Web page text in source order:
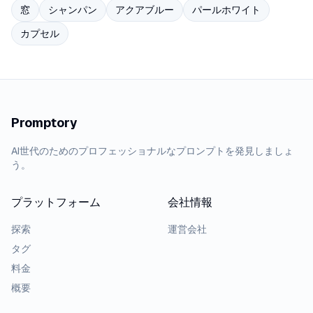
窓 シャンパン アクアブルー
パールホワイト
カプセル
Promptory
AI世代のためのプロフェッショナルなプロンプトを発見しましょ
う。
プラットフォーム
探索
タグ
料金
概要
会社情報
運営会社